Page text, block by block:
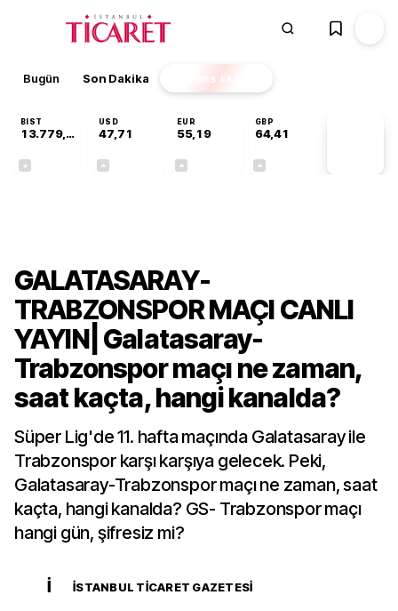
Bugün Son Dakika Finans EKSTRA
BIST
13.779,39
USD
47,71
EUR
55,19
GBP
64,41
GALATASARAY-
TRABZONSPOR MAÇI CANLI
YAYIN| Galatasaray-
Trabzonspor maçı ne zaman,
saat kaçta, hangi kanalda?
Süper Lig'de 11. hafta maçında Galatasaray ile
Trabzonspor karşı karşıya gelecek. Peki,
Galatasaray-Trabzonspor maçı ne zaman, saat
kaçta, hangi kanalda? GS- Trabzonspor maçı
hangi gün, şifresiz mi?
İ İSTANBUL TICARET GAZETESI